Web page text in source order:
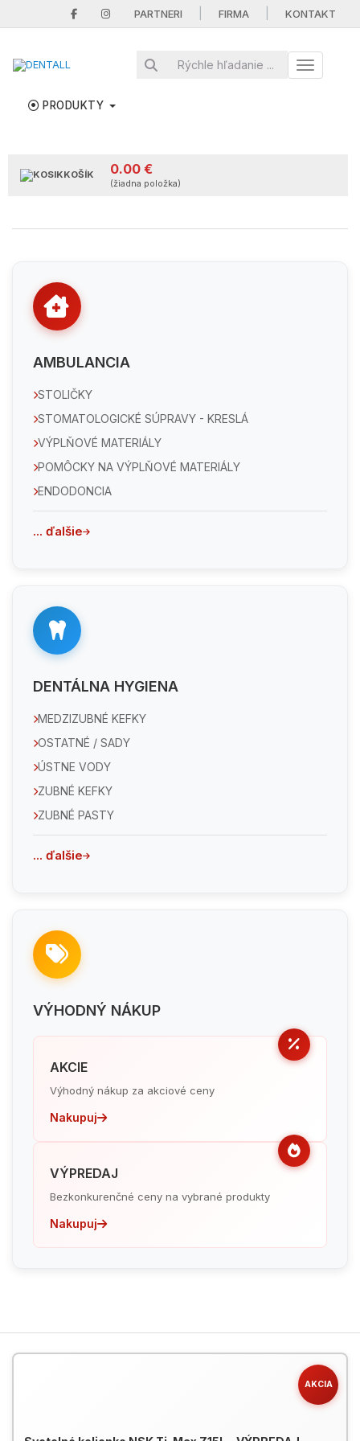
PARTNERI FIRMA KONTAKT
Toggle
PRODUKTY
KOŠÍK 0.00 €
(žiadna položka)
AMBULANCIA
STOLIČKY
STOMATOLOGICKÉ SÚPRAVY - KRESLÁ
VÝPLŇOVÉ MATERIÁLY
POMÔCKY NA VÝPLŇOVÉ MATERIÁLY
ENDODONCIA
... ďalšie
DENTÁLNA HYGIENA
MEDZIZUBNÉ KEFKY
OSTATNÉ / SADY
ÚSTNE VODY
ZUBNÉ KEFKY
ZUBNÉ PASTY
... ďalšie
VÝHODNÝ NÁKUP
AKCIE
Výhodný nákup za akciové ceny
Nakupuj
VÝPREDAJ
Bezkonkurenčné ceny na vybrané produkty
Nakupuj
AKCIA